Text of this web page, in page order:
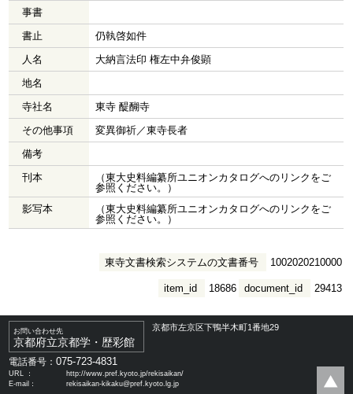
事書
書止
仍執啓如件
人名
大納言法印 権左中弁俊顕
地名
寺社名
東寺 醍醐寺
その他事項
変異御祈／東寺長者
備考
刊本
（東大史料編纂所ユニオンカタログへのリンクをご
参照ください。）
影写本
（東大史料編纂所ユニオンカタログへのリンクをご
参照ください。）
東寺文書検索システムの文書番号 1002020210000
document_id 29413
item_id 18686
お問い合わせ先
京都府立京都学・歴彩館
京都市左京区下鴨半木町1番地29
電話番号：075-723-4831
URL ：
http://www.pref.kyoto.jp/rekisaikan/
E-mail：
rekisaikan-kikaku@pref.kyoto.lg.jp